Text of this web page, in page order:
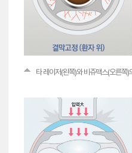
타 레이저(왼쪽)와 비쥬맥스(오른쪽)